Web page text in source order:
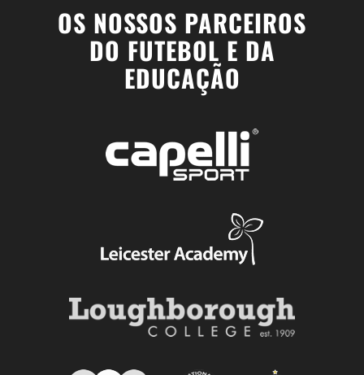
OS NOSSOS PARCEIROS
DO FUTEBOL E DA
EDUCAÇÃO